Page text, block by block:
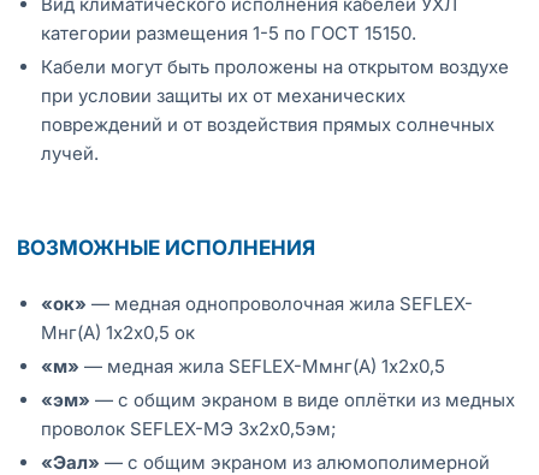
категории размещения 1-5 по ГОСТ 15150.
Кабели могут быть проложены на открытом воздухе
при условии защиты их от механических
повреждений и от воздействия прямых солнечных
лучей.
ВОЗМОЖНЫЕ ИСПОЛНЕНИЯ
«ок» — медная однопроволочная жила SEFLEX-
Мнг(А) 1х2х0,5 ок
«м» — медная жила SEFLEX-Ммнг(А) 1х2х0,5
«эм» — с общим экраном в виде оплётки из медных
проволок SEFLEX-MЭ 3х2х0,5эм;
«Эал» — с общим экраном из алюмополимерной